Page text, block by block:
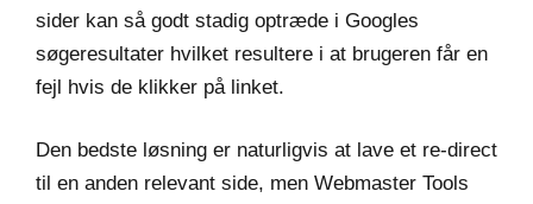
sider kan så godt stadig optræde i Googles
søgeresultater hvilket resultere i at brugeren får en
fejl hvis de klikker på linket.
Den bedste løsning er naturligvis at lave et re-direct
til en anden relevant side, men Webmaster Tools